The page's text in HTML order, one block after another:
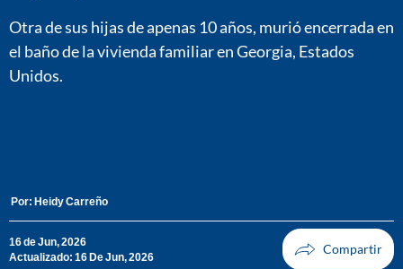
Otra de sus hijas de apenas 10 años, murió encerrada en
el baño de la vivienda familiar en Georgia, Estados
Unidos.
Por: Heidy Carreño
16 de Jun, 2026
Actualizado: 16 De Jun, 2026